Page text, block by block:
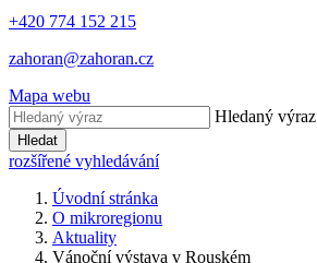
+420 774 152 215
zahoran@zahoran.cz
Mapa webu
Hledaný výraz
Hledat
rozšířené vyhledávání
Úvodní stránka
O mikroregionu
Aktuality
Vánoční výstava v Rouském